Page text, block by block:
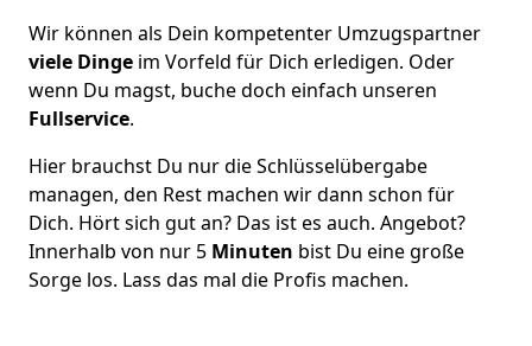
Wir können als Dein kompetenter Umzugspartner
viele Dinge im Vorfeld für Dich erledigen. Oder
wenn Du magst, buche doch einfach unseren
Fullservice.
Hier brauchst Du nur die Schlüsselübergabe
managen, den Rest machen wir dann schon für
Dich. Hört sich gut an? Das ist es auch. Angebot?
Innerhalb von nur 5 Minuten bist Du eine große
Sorge los. Lass das mal die Profis machen.